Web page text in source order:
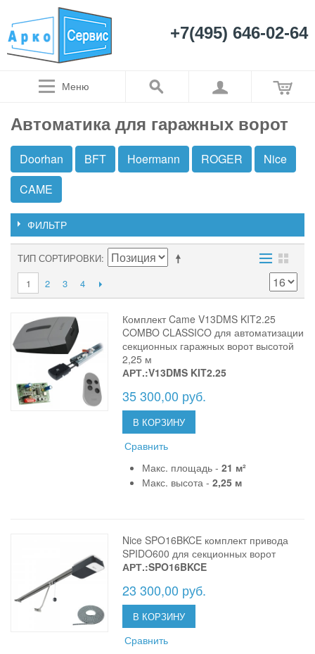
+7(495) 646-02-64
Меню
Автоматика для гаражных ворот
Doorhan BFT Hoermann ROGER
Nice
CAME
ФИЛЬТР
ТИП СОРТИРОВКИ
1
2 3 4
Комплект Came V13DMS KIT2.25
COMBO CLASSICO для автоматизации
секционных гаражных ворот высотой
2,25 м
АРТ.:V13DMS KIT2.25
35 300,00 руб.
В КОРЗИНУ
Сравнить
Макс. площадь -21 м²
Макс. высота -2,25 м
Nice SPO16BKCE комплект привода
SPIDO600 для секционных ворот
АРТ.:SPO16BKCE
23 300,00 руб.
В КОРЗИНУ
Сравнить